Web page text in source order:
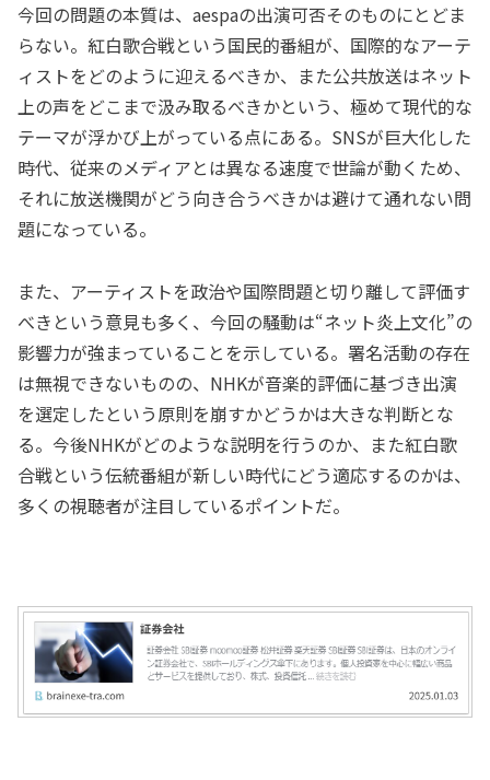
今回の問題の本質は、aespaの出演可否そのものにとどま
らない。紅白歌合戦という国民的番組が、国際的なアーテ
ィストをどのように迎えるべきか、また公共放送はネット
上の声をどこまで汲み取るべきかという、極めて現代的な
テーマが浮かび上がっている点にある。SNSが巨大化した
時代、従来のメディアとは異なる速度で世論が動くため、
それに放送機関がどう向き合うべきかは避けて通れない問
題になっている。
また、アーティストを政治や国際問題と切り離して評価す
べきという意見も多く、今回の騒動は“ネット炎上文化”の
影響力が強まっていることを示している。署名活動の存在
は無視できないものの、NHKが音楽的評価に基づき出演
を選定したという原則を崩すかどうかは大きな判断とな
る。今後NHKがどのような説明を行うのか、また紅白歌
合戦という伝統番組が新しい時代にどう適応するのかは、
多くの視聴者が注目しているポイントだ。